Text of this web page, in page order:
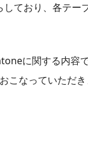
ており、各テー
に関する内容
こなっていただき